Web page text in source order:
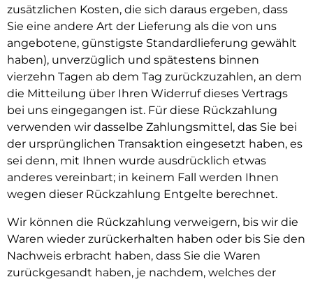
zusätzlichen Kosten, die sich daraus ergeben, dass
Sie eine andere Art der Lieferung als die von uns
angebotene, günstigste Standardlieferung gewählt
haben), unverzüglich und spätestens binnen
vierzehn Tagen ab dem Tag zurückzuzahlen, an dem
die Mitteilung über Ihren Widerruf dieses Vertrags
bei uns eingegangen ist. Für diese Rückzahlung
verwenden wir dasselbe Zahlungsmittel, das Sie bei
der ursprünglichen Transaktion eingesetzt haben, es
sei denn, mit Ihnen wurde ausdrücklich etwas
anderes vereinbart; in keinem Fall werden Ihnen
wegen dieser Rückzahlung Entgelte berechnet.
Wir können die Rückzahlung verweigern, bis wir die
Waren wieder zurückerhalten haben oder bis Sie den
Nachweis erbracht haben, dass Sie die Waren
zurückgesandt haben, je nachdem, welches der